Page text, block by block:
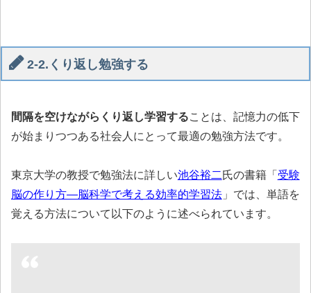
2-2.くり返し勉強する
間隔を空けながらくり返し学習することは、記憶力の低下
が始まりつつある社会人にとって最適の勉強方法です。
東京大学の教授で勉強法に詳しい池谷裕二 氏の書籍「 受験
脳の作り方―脳科学で考える効率的学習法」では、単語を
覚える方法について以下のように述べられています。